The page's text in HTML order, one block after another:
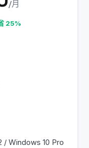
/月
25%
/ Windows 10 Pro